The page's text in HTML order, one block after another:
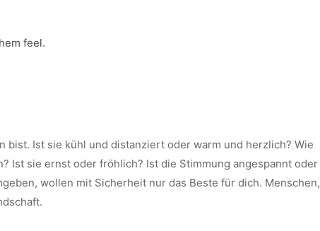
feel.
bist. Ist sie kühl und distanziert oder warm und herzlich? Wie
Ist sie ernst oder fröhlich? Ist die Stimmung angespannt oder
wollen mit Sicherheit nur das Beste für dich. Menschen,